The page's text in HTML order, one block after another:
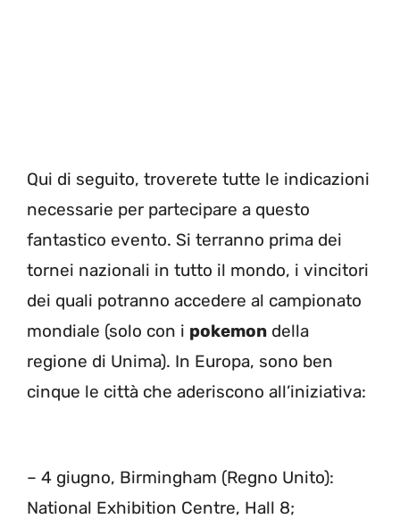
Qui di seguito, troverete tutte le indicazioni
necessarie per partecipare a questo
fantastico evento. Si terranno prima dei
tornei nazionali in tutto il mondo, i vincitori
dei quali potranno accedere al campionato
mondiale (solo con i pokemon della
regione di Unima). In Europa, sono ben
cinque le città che aderiscono all’iniziativa:
– 4 giugno, Birmingham (Regno Unito):
National Exhibition Centre, Hall 8;